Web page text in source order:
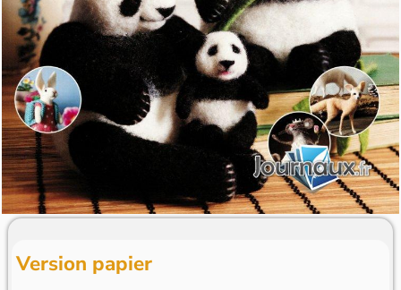
Version papier